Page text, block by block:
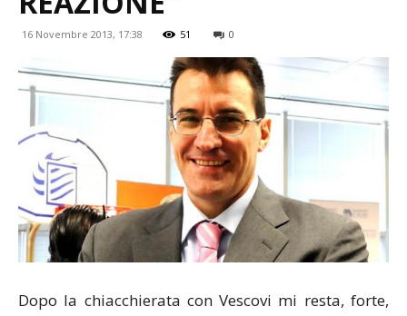
16 Novembre 2013, 17:38 51 0
Dopo la chiacchierata con Vescovi mi resta, forte,